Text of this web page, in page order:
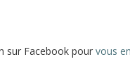
sur Facebook pour vous